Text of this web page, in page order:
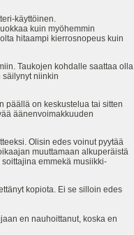
käyttöinen.
luokkaa kuin myöhemmin
hitaampi kierrosnopeus kuin
Taukojen kohdalle saattaa olla
säilynyt niinkin
päällä on keskustelua tai sitten
äänenvoimakkuuden
Olisin edes voinut pyytää
muuttamaan alkuperäistä
emmekä musiikki-
kopiota. Ei se silloin edes
en nauhoittanut, koska en